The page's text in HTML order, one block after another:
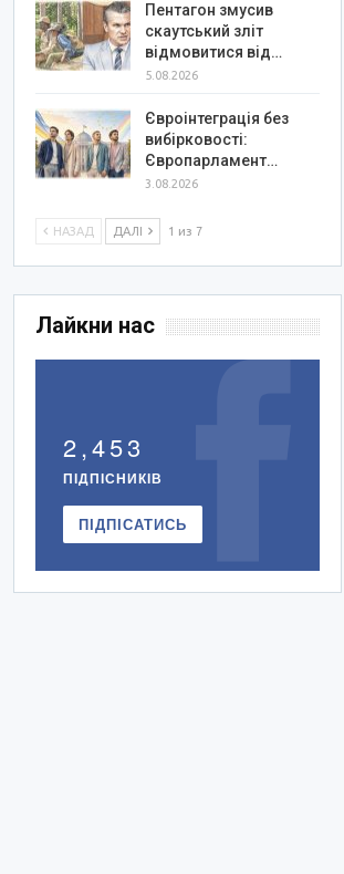
Пентагон змусив
скаутський зліт
відмовитися від…
5.08.2026
Євроінтеграція без
вибірковості:
Європарламент…
3.08.2026
НАЗАД ДАЛІ 1 из 7
Лайкни нас
2,453
ПІДПІСНИКІВ
ПІДПІСАТИСЬ